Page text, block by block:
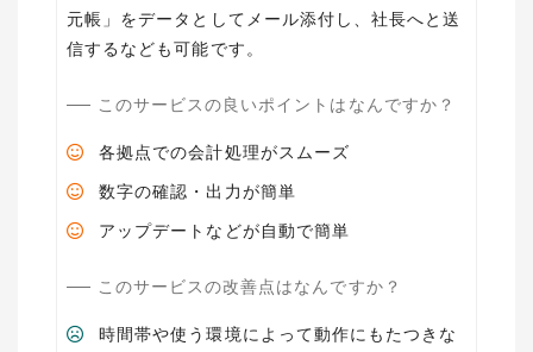
元帳」をデータとしてメール添付し、社長へと送
信するなども可能です。
このサービスの良いポイントはなんですか？
各拠点での会計処理がスムーズ
数字の確認・出力が簡単
アップデートなどが自動で簡単
このサービスの改善点はなんですか？
時間帯や使う環境によって動作にもたつきな